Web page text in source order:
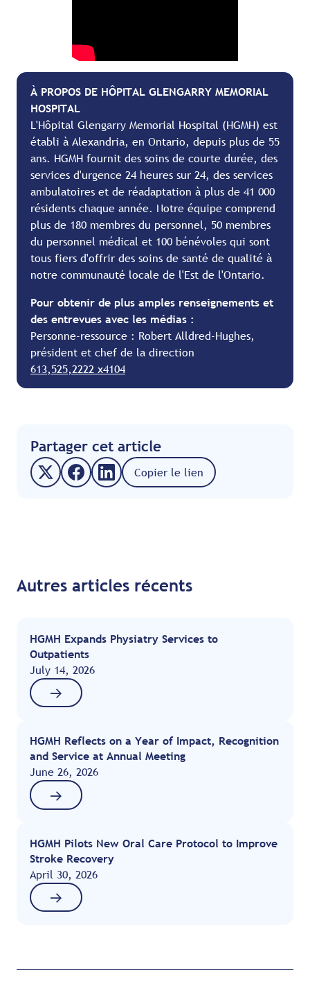
À PROPOS DE HÔPITAL GLENGARRY MEMORIAL
HOSPITAL
L'Hôpital Glengarry Memorial Hospital (HGMH) est
établi à Alexandria, en Ontario, depuis plus de 55
ans. HGMH fournit des soins de courte durée, des
services d'urgence 24 heures sur 24, des services
ambulatoires et de réadaptation à plus de 41 000
résidents chaque année. Notre équipe comprend
plus de 180 membres du personnel, 50 membres
du personnel médical et 100 bénévoles qui sont
tous fiers d'offrir des soins de santé de qualité à
notre communauté locale de l'Est de l'Ontario.
Pour obtenir de plus amples renseignements et
des entrevues avec les médias :
Personne-ressource : Robert Alldred-Hughes,
président et chef de la direction
613,525,2222 x4104
Partager cet article
Copier le lien
Autres articles récents
HGMH Expands Physiatry Services to
Outpatients
July 14, 2026
HGMH Reflects on a Year of Impact, Recognition
and Service at Annual Meeting
June 26, 2026
HGMH Pilots New Oral Care Protocol to Improve
Stroke Recovery
April 30, 2026